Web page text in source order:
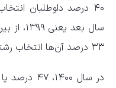
۴۰ درصد داوطلبان
۳۳ درصد آن‌ها انتخاب رشته کردند.